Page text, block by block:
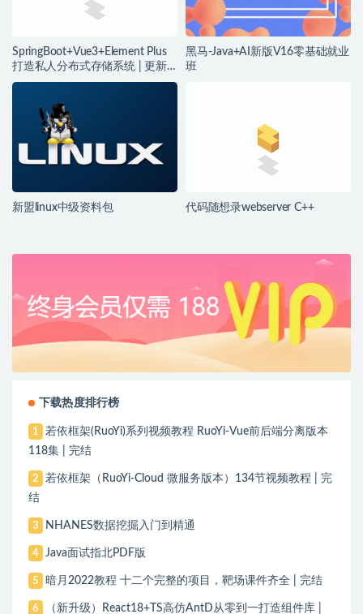
SpringBoot+Vue3+Element Plus
打造私人分布式存储系统 | 更新
完结
黑马-Java+AI新版V16零基础就业
班
新盟linux中级资料包 代码随想录webserver C++
下载热度排行榜
1
若依框架(RuoYi)系列视频教程 RuoYi-Vue前后端分离版本
118集 | 完结
2
若依框架（RuoYi-Cloud 微服务版本）134节视频教程 | 完
结
3 NHANES数据挖掘入门到精通
4 Java面试指北PDF版
5 暗月2022教程 十二个完整的项目，靶场课件齐全 | 完结
6 （新升级）React18+TS高仿AntD从零到一打造组件库 |